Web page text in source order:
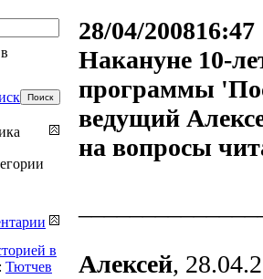
28/04/200816:47
Накануне 10-
программы
ведущий
на вопросы
Алексей,
в
Тютчев